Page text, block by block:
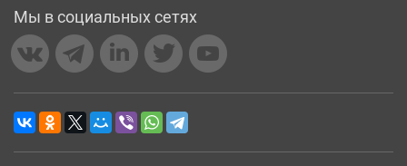
Мы в социальных сетях